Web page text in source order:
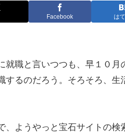
Facebook は
就職と言いつつも、早１０月
するのだろう。そろそろ、生
、ようやっと宝石サイトの検